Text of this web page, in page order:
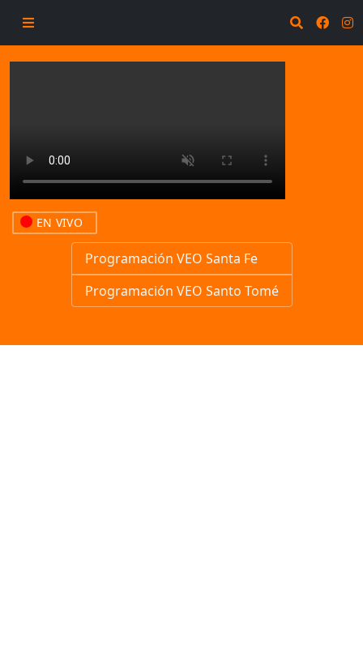
EN VIVO
Programación VEO Santa Fe
Programación VEO Santo Tomé